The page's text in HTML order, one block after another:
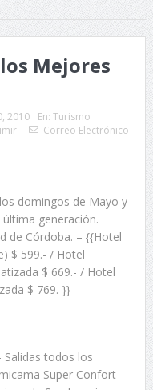
Mejores
2010 En: Turismo
Correo Electrónico
domingos de Mayo y
generación.
de Córdoba. – {{Hotel
$ 599.- / Hotel
$ 669.- / Hotel
$ 769.-}}
Salidas todos los
Super Confort